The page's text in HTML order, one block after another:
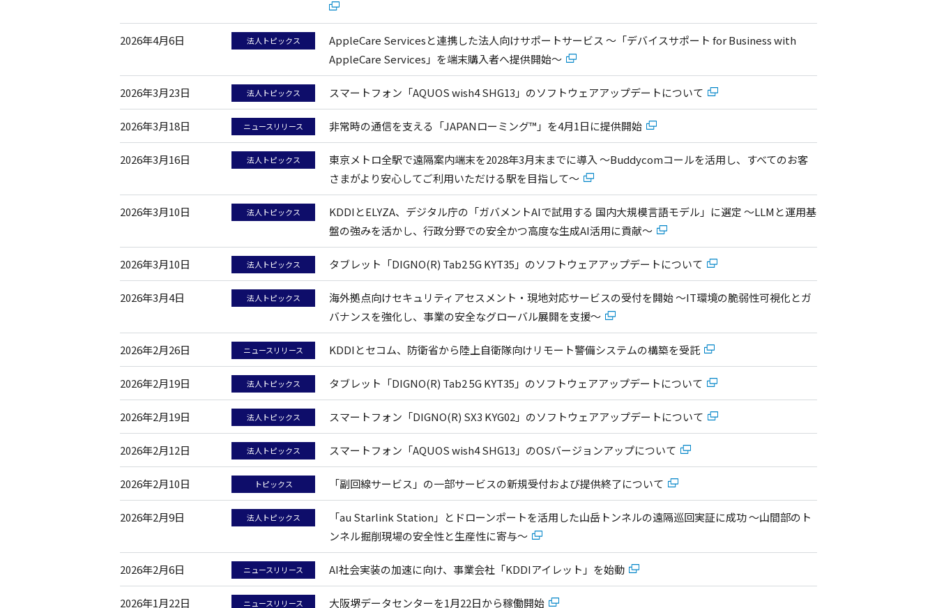
2026年4月6日 法人トピックス
AppleCare Servicesと連携した法人向けサポートサービス ～「デバイスサポート for Business with
AppleCare Services」を端末購入者へ提供開始～
2026年3月23日 法人トピックス スマートフォン「AQUOS wish4 SHG13」のソフトウェアアップデートについて
2026年3月18日 ニュースリリース 非常時の通信を支える「JAPANローミング™」を4月1日に提供開始
2026年3月16日 法人トピックス
東京メトロ全駅で遠隔案内端末を2028年3月末までに導入 ～Buddycomコールを活用し、すべてのお客
さまがより安心してご利用いただける駅を目指して～
2026年3月10日 法人トピックス
KDDIとELYZA、デジタル庁の「ガバメントAIで試用する 国内大規模言語モデル」に選定 ～LLMと運用基
盤の強みを活かし、行政分野での安全かつ高度な生成AI活用に貢献～
2026年3月10日 法人トピックス タブレット「DIGNO(R) Tab2 5G KYT35」のソフトウェアアップデートについて
2026年3月4日 法人トピックス
海外拠点向けセキュリティアセスメント・現地対応サービスの受付を開始 ～IT環境の脆弱性可視化とガ
バナンスを強化し、事業の安全なグローバル展開を支援～
2026年2月26日 ニュースリリース KDDIとセコム、防衛省から陸上自衛隊向けリモート警備システムの構築を受託
2026年2月19日 法人トピックス タブレット「DIGNO(R) Tab2 5G KYT35」のソフトウェアアップデートについて
2026年2月19日 法人トピックス スマートフォン「DIGNO(R) SX3 KYG02」のソフトウェアアップデートについて
2026年2月12日 法人トピックス スマートフォン「AQUOS wish4 SHG13」のOSバージョンアップについて
2026年2月10日 トピックス 「副回線サービス」の一部サービスの新規受付および提供終了について
2026年2月9日 法人トピックス
「au Starlink Station」とドローンポートを活用した山岳トンネルの遠隔巡回実証に成功 ～山間部のト
ンネル掘削現場の安全性と生産性に寄与～
2026年2月6日 ニュースリリース AI社会実装の加速に向け、事業会社「KDDIアイレット」を始動
2026年1月22日 ニュースリリース 大阪堺データセンターを1月22日から稼働開始